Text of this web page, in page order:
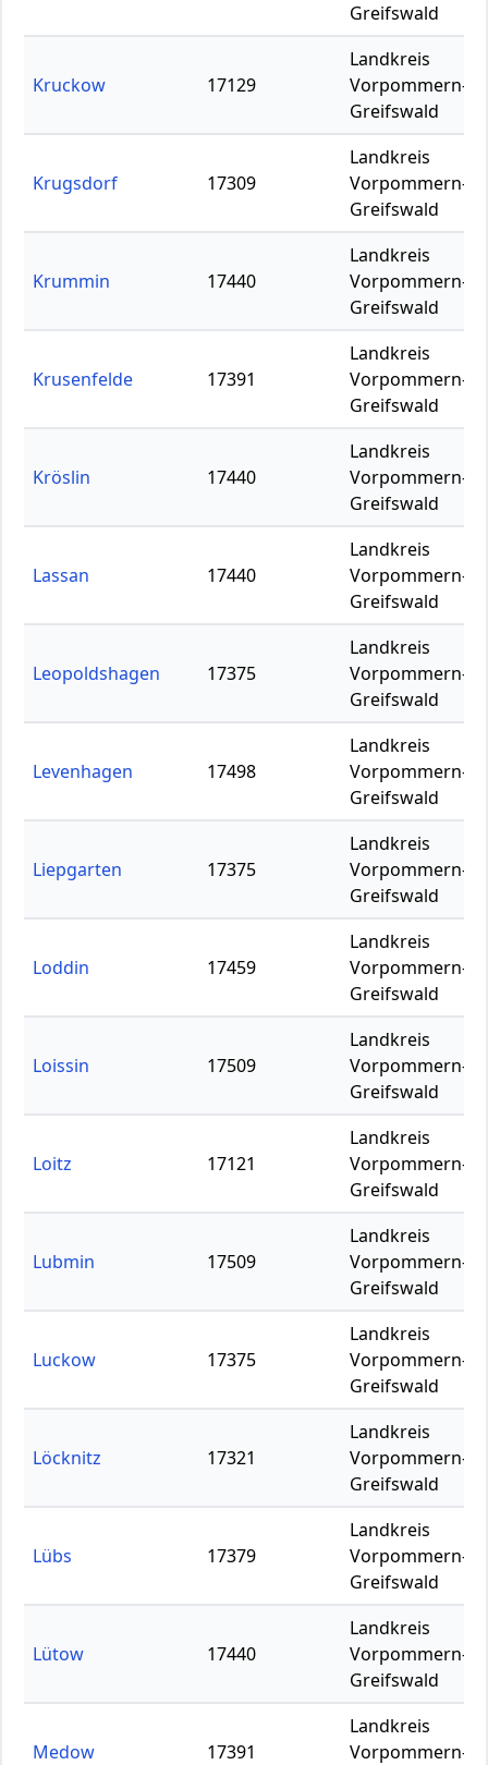
Greifswald
Kruckow 17129
Landkreis
Vorpommern-
Greifswald
Krugsdorf 17309
Landkreis
Vorpommern-
Greifswald
Krummin 17440
Landkreis
Vorpommern-
Greifswald
Krusenfelde 17391
Landkreis
Vorpommern-
Greifswald
Kröslin 17440
Landkreis
Vorpommern-
Greifswald
Lassan 17440
Landkreis
Vorpommern-
Greifswald
Leopoldshagen 17375
Landkreis
Vorpommern-
Greifswald
Levenhagen 17498
Landkreis
Vorpommern-
Greifswald
Liepgarten 17375
Landkreis
Vorpommern-
Greifswald
Loddin 17459
Landkreis
Vorpommern-
Greifswald
Loissin 17509
Landkreis
Vorpommern-
Greifswald
Loitz 17121
Landkreis
Vorpommern-
Greifswald
Lubmin 17509
Landkreis
Vorpommern-
Greifswald
Luckow 17375
Landkreis
Vorpommern-
Greifswald
Löcknitz 17321
Landkreis
Vorpommern-
Greifswald
Lübs 17379
Landkreis
Vorpommern-
Greifswald
Lütow 17440
Landkreis
Vorpommern-
Greifswald
Medow 17391
Landkreis
Vorpommern-